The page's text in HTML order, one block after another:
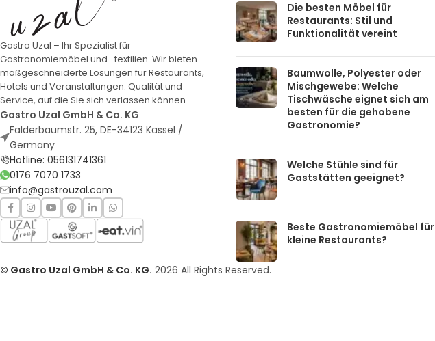
Gastro Uzal – Ihr Spezialist für
Gastronomiemöbel und -textilien. Wir bieten
maßgeschneiderte Lösungen für Restaurants,
Hotels und Veranstaltungen. Qualität und
Service, auf die Sie sich verlassen können.
Gastro Uzal GmbH & Co. KG
Falderbaumstr. 25, DE-34123 Kassel /
Germany
Hotline: 056131741361
0176 7070 1733
info@gastrouzal.com
Die besten Möbel für
Restaurants: Stil und
Funktionalität vereint
Baumwolle, Polyester oder
Mischgewebe: Welche
Tischwäsche eignet sich am
besten für die gehobene
Gastronomie?
Welche Stühle sind für
Gaststätten geeignet?
Beste Gastronomiemöbel für
kleine Restaurants?
© Gastro Uzal GmbH & Co. KG. 2026 All Rights Reserved.